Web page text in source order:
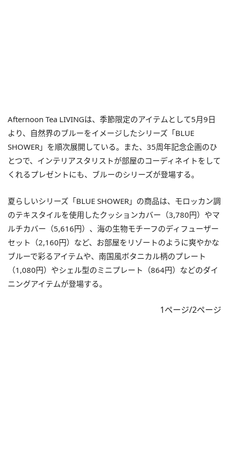
Afternoon Tea LIVINGは、季節限定のアイテムとして5月9日
より、自然界のブルーをイメージしたシリーズ「BLUE
SHOWER」を順次展開している。また、35周年記念企画のひ
とつで、インテリアスタリストが部屋のコーディネイトをして
くれるプレゼントにも、ブルーのシリーズが登場する。
夏らしいシリーズ「BLUE SHOWER」の商品は、モロッカン調
のテキスタイルを使用したクッションカバー（3,780円）やマ
ルチカバー（5,616円）、海の生物モチーフのディフューザー
セット（2,160円）など、お部屋をリゾートのように爽やかな
ブルーで彩るアイテムや、南国風ボタニカル柄のプレート
（1,080円）やシェル型のミニプレート（864円）などのダイ
ニングアイテムが登場する。
1ページ/2ページ